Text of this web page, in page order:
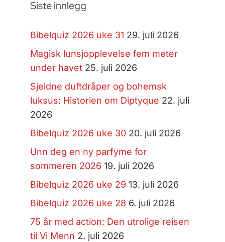
Siste innlegg
Bibelquiz 2026 uke 31 29. juli 2026
Magisk lunsjopplevelse fem meter
under havet 25. juli 2026
Sjeldne duftdråper og bohemsk
luksus: Historien om Diptyque 22. juli
2026
Bibelquiz 2026 uke 30 20. juli 2026
Unn deg en ny parfyme for
sommeren 2026 19. juli 2026
Bibelquiz 2026 uke 29 13. juli 2026
Bibelquiz 2026 uke 28 6. juli 2026
75 år med action: Den utrolige reisen
til Vi Menn 2. juli 2026